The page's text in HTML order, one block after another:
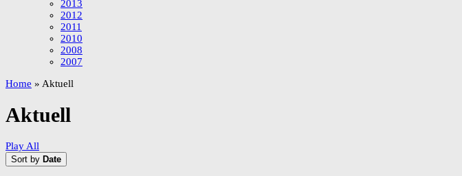
2013
2012
2011
2010
2008
2007
Home » Aktuell
Aktuell
Play All
Sort by Date